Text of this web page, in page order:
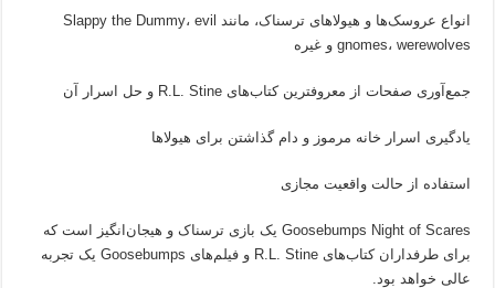
انواع عروسک‌ها و هیولاهای ترسناک، مانند Slappy the Dummy، evil
gnomes، werewolves و غیره
جمع‌آوری صفحات از معروفترین کتاب‌های R.L. Stine و حل اسرار آن
یادگیری اسرار خانه مرموز و دام گذاشتن برای هیولاها
استفاده از حالت واقعیت مجازی
Goosebumps Night of Scares یک بازی ترسناک و هیجان‌انگیز است که
برای طرفداران کتاب‌های R.L. Stine و فیلم‌های Goosebumps یک تجربه
عالی خواهد بود.